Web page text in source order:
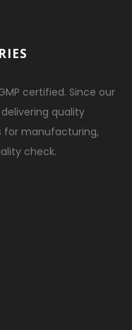
certified. Since our
quality
for manufacturing,
check.